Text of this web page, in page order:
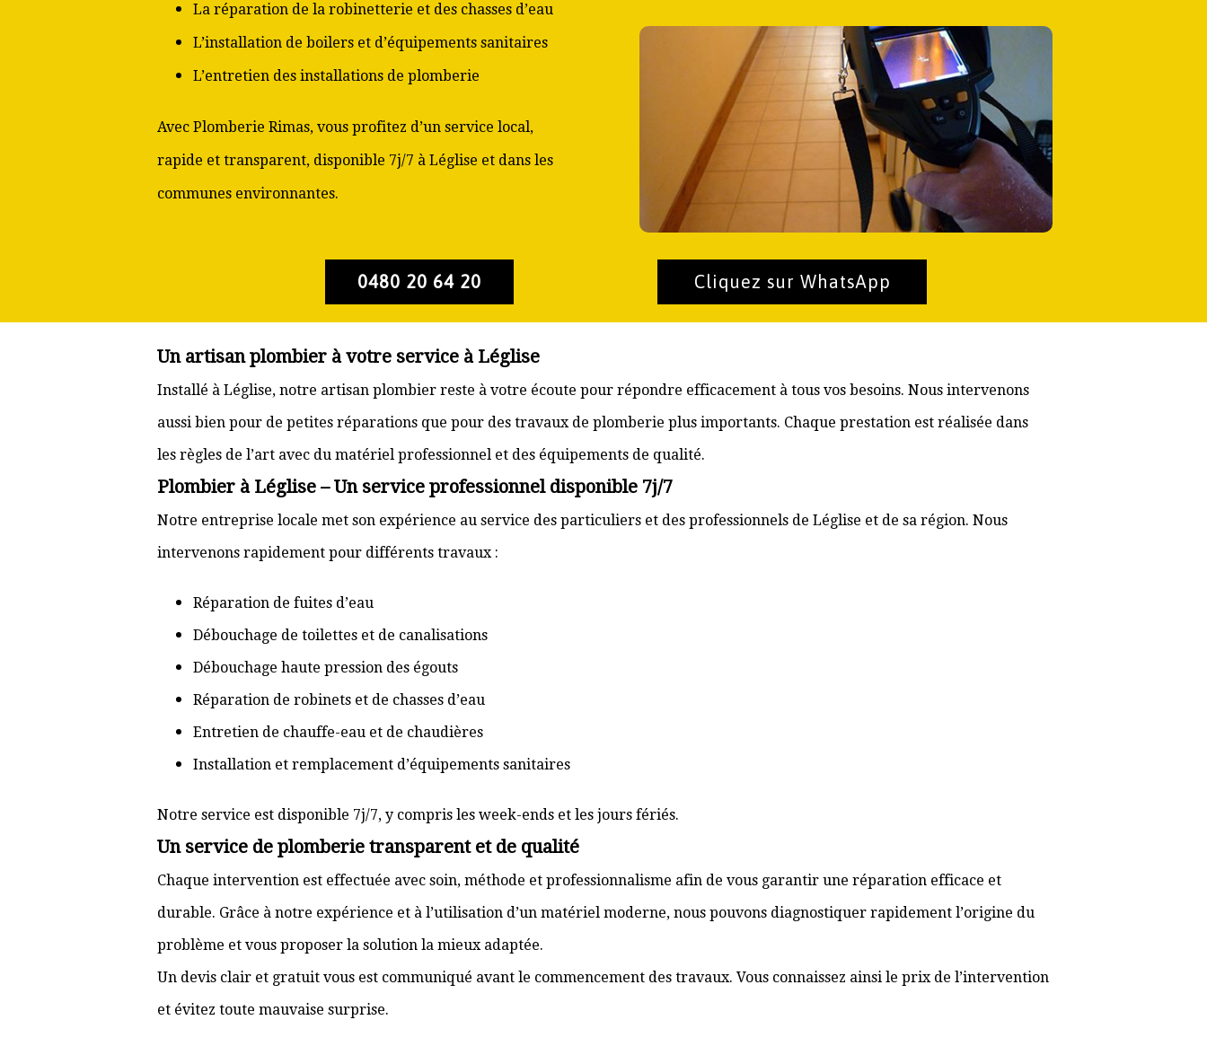
La réparation de la robinetterie et des chasses d’eau
L’installation de boilers et d’équipements sanitaires
L’entretien des installations de plomberie
Avec Plomberie Rimas, vous profitez d’un service local,
rapide et transparent, disponible 7j/7 à Léglise et dans les
communes environnantes.
0480 20 64 20 Cliquez sur WhatsApp
Un artisan plombier à votre service à Léglise
Installé à Léglise, notre artisan plombier reste à votre écoute pour répondre efficacement à tous vos besoins. Nous intervenons
aussi bien pour de petites réparations que pour des travaux de plomberie plus importants. Chaque prestation est réalisée dans
les règles de l’art avec du matériel professionnel et des équipements de qualité.
Plombier à Léglise – Un service professionnel disponible 7j/7
Notre entreprise locale met son expérience au service des particuliers et des professionnels de Léglise et de sa région. Nous
intervenons rapidement pour différents travaux :
Réparation de fuites d’eau
Débouchage de toilettes et de canalisations
Débouchage haute pression des égouts
Réparation de robinets et de chasses d’eau
Entretien de chauffe-eau et de chaudières
Installation et remplacement d’équipements sanitaires
Notre service est disponible 7j/7, y compris les week-ends et les jours fériés.
Un service de plomberie transparent et de qualité
Chaque intervention est effectuée avec soin, méthode et professionnalisme afin de vous garantir une réparation efficace et
durable. Grâce à notre expérience et à l’utilisation d’un matériel moderne, nous pouvons diagnostiquer rapidement l’origine du
problème et vous proposer la solution la mieux adaptée.
Un devis clair et gratuit vous est communiqué avant le commencement des travaux. Vous connaissez ainsi le prix de l’intervention
et évitez toute mauvaise surprise.